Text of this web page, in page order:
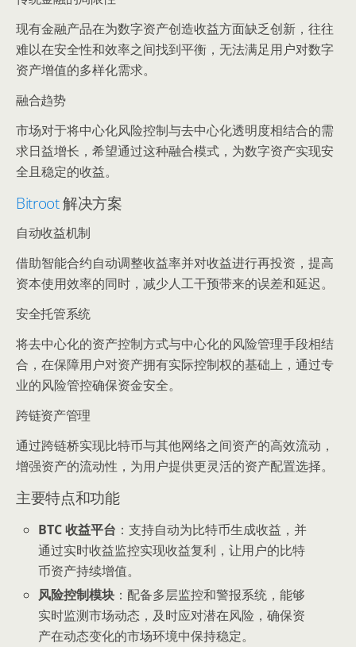
现有金融产品在为数字资产创造收益方面缺乏创新，往往
难以在安全性和效率之间找到平衡，无法满足用户对数字
资产增值的多样化需求。
融合趋势
市场对于将中心化风险控制与去中心化透明度相结合的需
求日益增长，希望通过这种融合模式，为数字资产实现安
全且稳定的收益。
Bitroot解决方案
自动收益机制
借助智能合约自动调整收益率并对收益进行再投资，提高
资本使用效率的同时，减少人工干预带来的误差和延迟。
安全托管系统
将去中心化的资产控制方式与中心化的风险管理手段相结
合，在保障用户对资产拥有实际控制权的基础上，通过专
业的风险管控确保资金安全。
跨链资产管理
通过跨链桥实现比特币与其他网络之间资产的高效流动，
增强资产的流动性，为用户提供更灵活的资产配置选择。
主要特点和功能
BTC 收益平台 ：支持自动为比特币生成收益，并
通过实时收益监控实现收益复利，让用户的比特
币资产持续增值。
风险控制模块 ：配备多层监控和警报系统，能够
实时监测市场动态，及时应对潜在风险，确保资
产在动态变化的市场环境中保持稳定。